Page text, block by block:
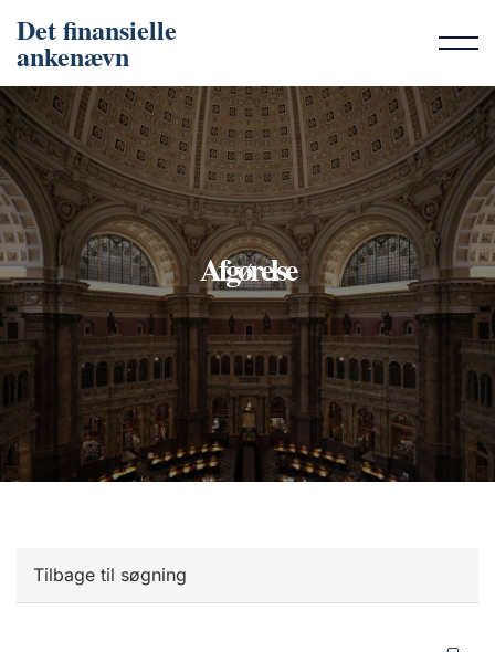
Det finansielle
ankenævn
Afgørelse
Tilbage til søgning